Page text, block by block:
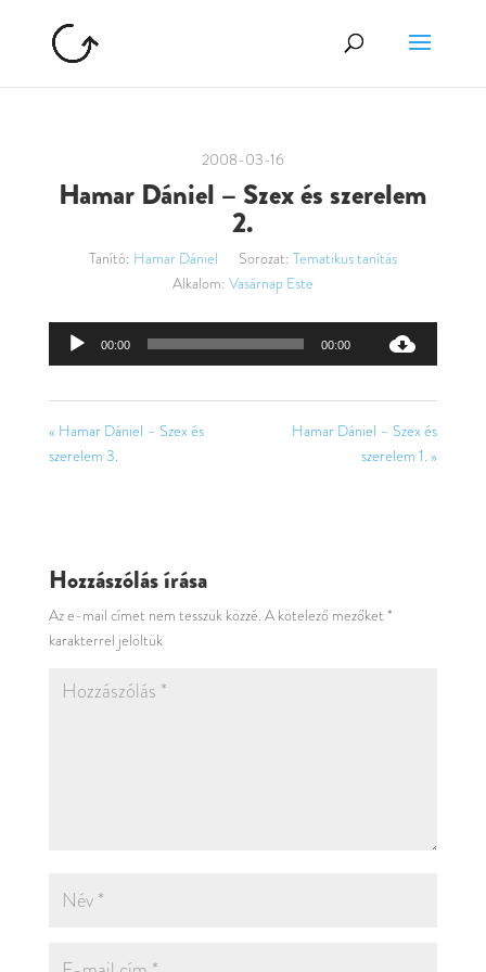
2008-03-16
Hamar Dániel – Szex és szerelem
2.
Tanító: Hamar Dániel Sorozat: Tematikus tanítás
Alkalom: Vasárnap Este
Audió
00:00 00:00
« Hamar Dániel – Szex és
szerelem 3.
Hamar Dániel – Szex és
szerelem 1. »
Hozzászólás írása
Az e-mail címet nem tesszük közzé. A kötelező mezőket *
karakterrel jelöltük